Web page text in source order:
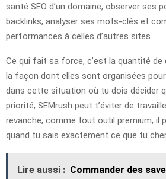
santé SEO d’un domaine, observer ses
backlinks, analyser ses mots-clés et
performances à celles d’autres sites.
Ce qui fait sa force, c’est la quantité de
la façon dont elles sont organisées pour
dans cette situation où tu dois décider
priorité, SEMrush peut t’éviter de
revanche, comme tout outil premium, il
quand tu sais exactement ce que tu
Lire aussi : Commander des